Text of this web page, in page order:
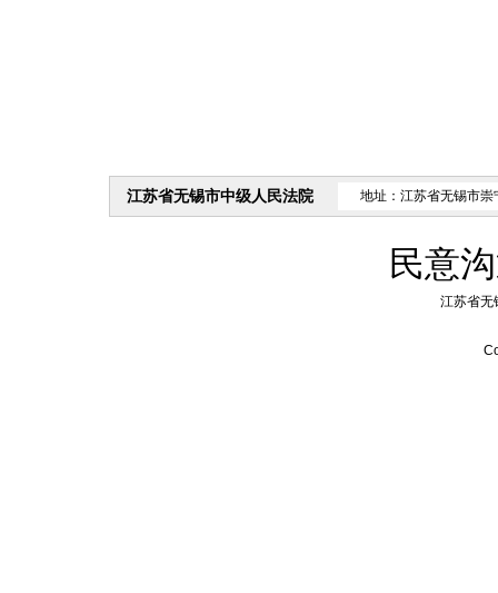
江苏省无锡市中级人民法院 地址：江苏省无锡市崇
民意
江苏省无